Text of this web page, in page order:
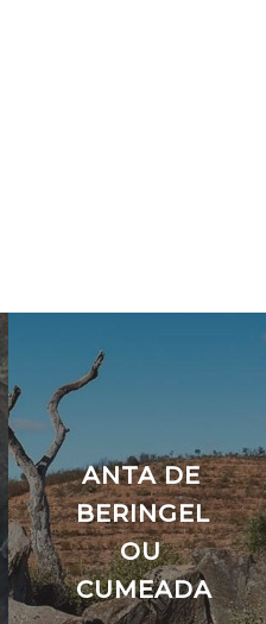
ANTA DE
BERINGEL
OU
CUMEADA